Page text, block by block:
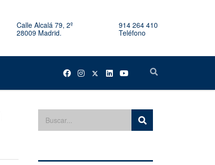
Calle Alcalá 79, 2º
28009 Madrid.
914 264 410
Teléfono